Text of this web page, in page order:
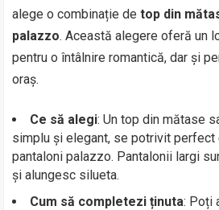
alege o combinație detop din
palazzo. Această alegere oferă un
pentru o întâlnire romantică, dar și
oraș.
Ce să alegi: Un top din mătase
simplu și elegant, se potrivit perfect
pantaloni palazzo. Pantalonii largi
și alungesc silueta.
Cum să completezi ținuta: Poți